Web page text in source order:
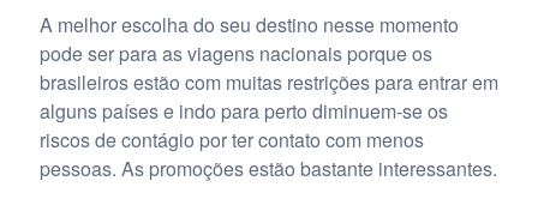
A melhor escolha do seu destino nesse momento
pode ser para as viagens nacionais porque os
brasileiros estão com muitas restrições para entrar em
alguns países e indo para perto diminuem-se os
riscos de contágio por ter contato com menos
pessoas. As promoções estão bastante interessantes.